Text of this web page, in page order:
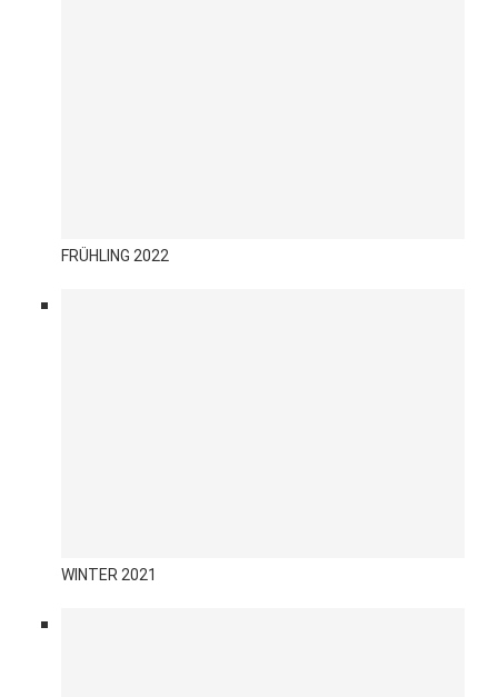
FRÜHLING 2022
WINTER 2021